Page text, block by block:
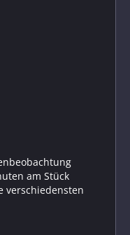
am Stück
verschiedensten